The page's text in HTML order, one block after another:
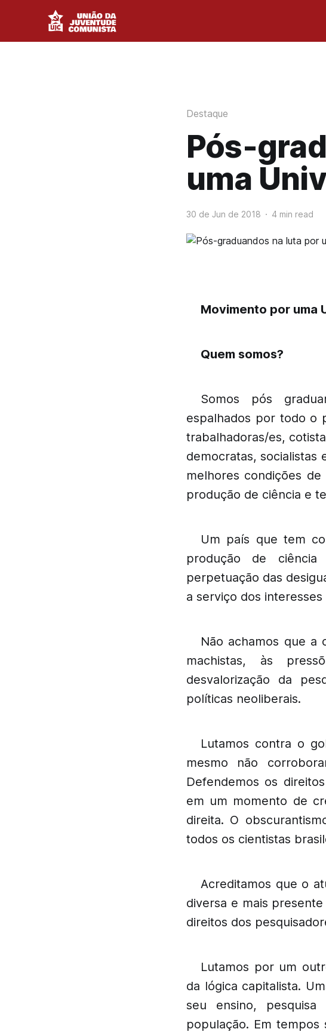
Destaque
Pós-
uma
30 de Jun de 2018 4 min read
Movimento por uma
Quem somos?
Somos pós
espalhados por todo o
trabalhadoras/es,
democratas,
melhores condições
produção de ciência e
Um país que tem
produção de
perpetuação das
a serviço dos
Não achamos que a
machistas, às
desvalorização da
políticas neoliberais.
Lutamos contra o
mesmo não
Defendemos os
em um momento de
direita. O
todos os cientistas
Acreditamos que o
diversa e mais
direitos dos
Lutamos por um
da lógica capitalista.
seu ensino,
população. Em